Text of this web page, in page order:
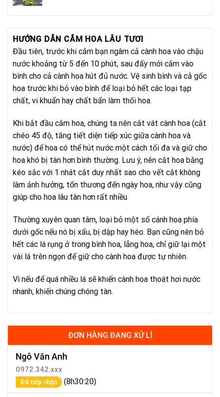
là:
tại
950.000₫.
HƯỚNG DẪN CẮM HOA LÂU TƯƠI
Đầu tiên, trước khi cắm bạn ngâm cả cành hoa vào chậu
nước khoảng từ 5 đến 10 phút, sau đấy mới cắm vào
bình cho cả cành hoa hút đủ nước. Vệ sinh bình và cả gốc
hoa trước khi bỏ vào bình để loại bỏ hết các loại tạp
chất, vi khuẩn hay chất bẩn làm thối hoa.
Khi bắt đầu cắm hoa, chúng ta nên cắt vát cành hoa (cắt
chéo 45 độ, tăng tiết diện tiếp xúc giữa cành hoa và
nước) để hoa có thể hút nước một cách tối đa và giữ cho
hoa khó bị tàn hơn bình thường. Lưu ý, nên cắt hoa bằng
kéo sắc với 1 nhát cắt duy nhất sao cho vết cắt không
làm ảnh hưởng, tổn thương đến ngày hoa, như vậy cũng
giúp cho hoa lâu tàn hơn rất nhiều
Thường xuyên quan tâm, loại bỏ một số cánh hoa phía
dưới gốc nếu nó bị xấu, bị dập hay héo. Bạn cũng nên bỏ
hết các lá rụng ở trong bình hoa, lẵng hoa, chỉ giữ lại một
vài lá trên ngọn để giữ cho cành hoa được tự nhiên.
Vì nếu để quá nhiều lá sẽ khiến cành hoa thoát hơi nước
nhanh, khiến chúng chóng tàn.
ĐƠN HÀNG ĐANG XỬ LÍ
Ngô Văn Anh
0972.342.xxx
Đã tiếp nhận (8h30:20)